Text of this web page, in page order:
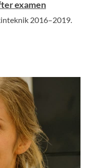
examen
2016–2019.